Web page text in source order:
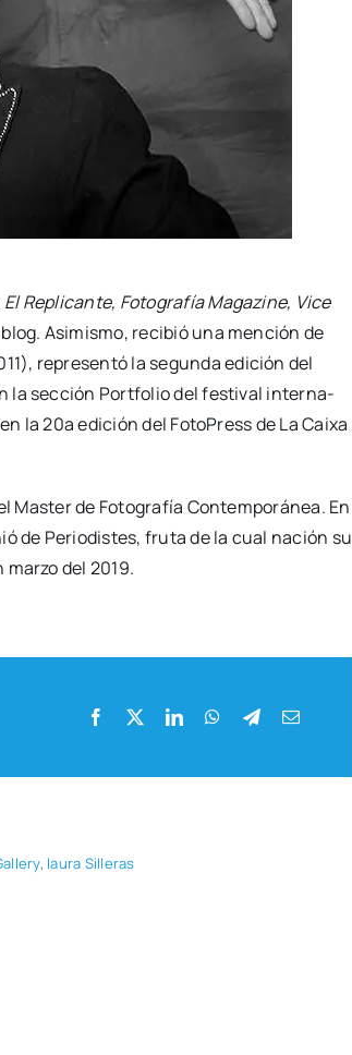
El Repli­can­te, Foto­gra­fía Maga­zi­ne, Vice
Asi­mis­mo, reci­bió una men­ción de
repre­sen­tó la segun­da edi­ción del
la sec­ción Port­fo­lio del fes­ti­val inter­na­
la 20a edi­ción del Foto­Press de La Cai­xa
Mas­ter de Foto­gra­fía Con­tem­po­rá­nea. En
de Perio­dis­tes, fru­ta de la cual nación su
del 2019.
, lau­ra Sille­ras